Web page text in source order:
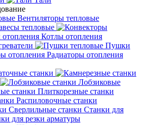
Вентиляторы тепловые
тепловые
Котлы отопления
Пушки
Радиаторы отопления
станки
Лобзиковые
Плиткорезные станки
Распиловочные станки
Сверлильные станки Станки для
для резки арматуры